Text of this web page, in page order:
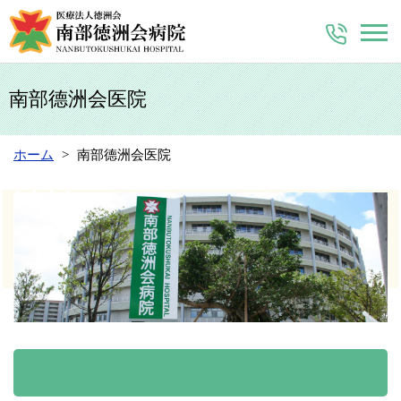
南部德洲会医院
ホーム 南部德洲会医院